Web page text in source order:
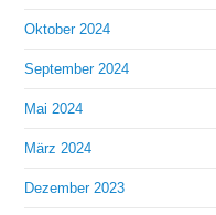
Oktober 2024
September 2024
Mai 2024
März 2024
Dezember 2023